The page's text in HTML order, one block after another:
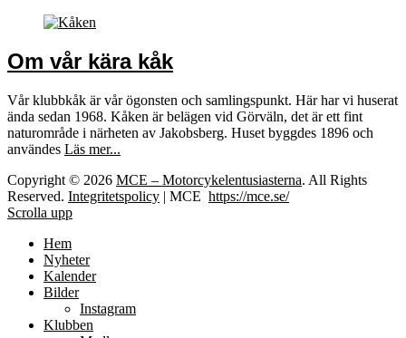
Om vår kära kåk
Vår klubbkåk är vår ögonsten och samlingspunkt. Här har vi huserat
ända sedan 1968. Kåken är belägen vid Görväln, det är ett fint
naturområde i närheten av Jakobsberg. Huset byggdes 1896 och
användes Läs mer...
Copyright © 2026 MCE – Motorcykelentusiasterna. All Rights
Reserved. Integritetspolicy | MCE https://mce.se/
Scrolla upp
Hem
Nyheter
Kalender
Bilder
Instagram
Klubben